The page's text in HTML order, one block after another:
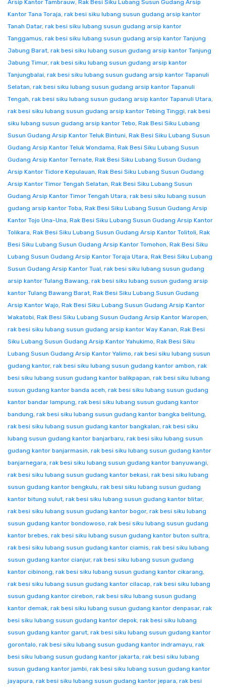
Arsip Kantor Tambrauw, Rak Besi Siku Lubang Susun Gudang Arsip
Kantor Tana Toraja, rak besi siku lubang susun gudang arsip kantor
Tanah Datar, rak besi siku lubang susun gudang arsip kantor
Tanggamus, rak besi siku lubang susun gudang arsip kantor Tanjung
Jabung Barat, rak besi siku lubang susun gudang arsip kantor Tanjung
Jabung Timur, rak besi siku lubang susun gudang arsip kantor
Tanjungbalai, rak besi siku lubang susun gudang arsip kantor Tapanuli
Selatan, rak besi siku lubang susun gudang arsip kantor Tapanuli
Tengah, rak besi siku lubang susun gudang arsip kantor Tapanuli Utara,
rak besi siku lubang susun gudang arsip kantor Tebing Tinggi, rak besi
siku lubang susun gudang arsip kantor Tebo, Rak Besi Siku Lubang
Susun Gudang Arsip Kantor Teluk Bintuni, Rak Besi Siku Lubang Susun
Gudang Arsip Kantor Teluk Wondama, Rak Besi Siku Lubang Susun
Gudang Arsip Kantor Ternate, Rak Besi Siku Lubang Susun Gudang
Arsip Kantor Tidore Kepulauan, Rak Besi Siku Lubang Susun Gudang
Arsip Kantor Timor Tengah Selatan, Rak Besi Siku Lubang Susun
Gudang Arsip Kantor Timor Tengah Utara, rak besi siku lubang susun
gudang arsip kantor Toba, Rak Besi Siku Lubang Susun Gudang Arsip
Kantor Tojo Una-Una, Rak Besi Siku Lubang Susun Gudang Arsip Kantor
Tolikara, Rak Besi Siku Lubang Susun Gudang Arsip Kantor Tolitoli, Rak
Besi Siku Lubang Susun Gudang Arsip Kantor Tomohon, Rak Besi Siku
Lubang Susun Gudang Arsip Kantor Toraja Utara, Rak Besi Siku Lubang
Susun Gudang Arsip Kantor Tual, rak besi siku lubang susun gudang
arsip kantor Tulang Bawang, rak besi siku lubang susun gudang arsip
kantor Tulang Bawang Barat, Rak Besi Siku Lubang Susun Gudang
Arsip Kantor Wajo, Rak Besi Siku Lubang Susun Gudang Arsip Kantor
Wakatobi, Rak Besi Siku Lubang Susun Gudang Arsip Kantor Waropen,
rak besi siku lubang susun gudang arsip kantor Way Kanan, Rak Besi
Siku Lubang Susun Gudang Arsip Kantor Yahukimo, Rak Besi Siku
Lubang Susun Gudang Arsip Kantor Yalimo, rak besi siku lubang susun
gudang kantor, rak besi siku lubang susun gudang kantor ambon, rak
besi siku lubang susun gudang kantor balikpapan, rak besi siku lubang
susun gudang kantor banda aceh, rak besi siku lubang susun gudang
kantor bandar lampung, rak besi siku lubang susun gudang kantor
bandung, rak besi siku lubang susun gudang kantor bangka belitung,
rak besi siku lubang susun gudang kantor bangkalan, rak besi siku
lubang susun gudang kantor banjarbaru, rak besi siku lubang susun
gudang kantor banjarmasin, rak besi siku lubang susun gudang kantor
banjarnegara, rak besi siku lubang susun gudang kantor banyuwangi,
rak besi siku lubang susun gudang kantor bekasi, rak besi siku lubang
susun gudang kantor bengkulu, rak besi siku lubang susun gudang
kantor bitung sulut, rak besi siku lubang susun gudang kantor blitar,
rak besi siku lubang susun gudang kantor bogor, rak besi siku lubang
susun gudang kantor bondowoso, rak besi siku lubang susun gudang
kantor brebes, rak besi siku lubang susun gudang kantor buton sultra,
rak besi siku lubang susun gudang kantor ciamis, rak besi siku lubang
susun gudang kantor cianjur, rak besi siku lubang susun gudang
kantor cibinong, rak besi siku lubang susun gudang kantor cikarang,
rak besi siku lubang susun gudang kantor cilacap, rak besi siku lubang
susun gudang kantor cirebon, rak besi siku lubang susun gudang
kantor demak, rak besi siku lubang susun gudang kantor denpasar, rak
besi siku lubang susun gudang kantor depok, rak besi siku lubang
susun gudang kantor garut, rak besi siku lubang susun gudang kantor
gorontalo, rak besi siku lubang susun gudang kantor indramayu, rak
besi siku lubang susun gudang kantor jakarta, rak besi siku lubang
susun gudang kantor jambi, rak besi siku lubang susun gudang kantor
jayapura, rak besi siku lubang susun gudang kantor jepara, rak besi